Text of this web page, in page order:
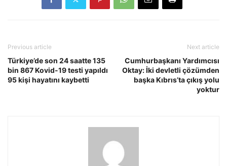
Previous article
Türkiye’de son 24 saatte 135
bin 867 Kovid-19 testi yapıldı
95 kişi hayatını kaybetti
Next article
Cumhurbaşkanı Yardımcısı
Oktay: İki devletli çözümden
başka Kıbrıs’ta çıkış yolu
yoktur